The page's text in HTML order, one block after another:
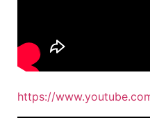
https://